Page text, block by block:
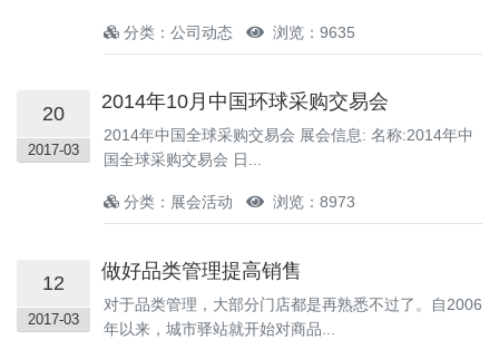
分类：公司动态 浏览：9635
20
2017-03
2014年10月中国环球采购交易会
2014年中国全球采购交易会 展会信息: 名称:2014年中
国全球采购交易会 日...
分类：展会活动 浏览：8973
12
2017-03
做好品类管理提高销售
对于品类管理，大部分门店都是再熟悉不过了。自2006
年以来，城市驿站就开始对商品...